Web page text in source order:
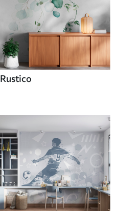
Rustico